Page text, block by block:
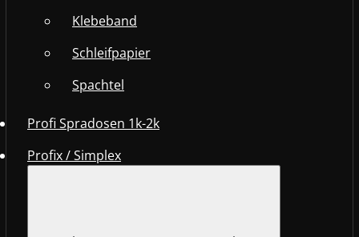
Klebeband
Schleifpapier
Spachtel
Profi Spradosen 1k-2k
Profix / Simplex